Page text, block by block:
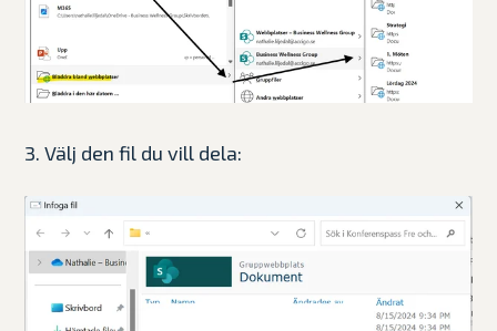
3. Välj den fil du vill dela: